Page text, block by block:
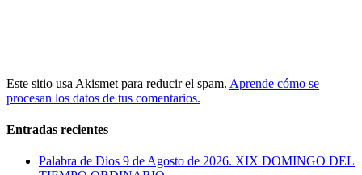
Este sitio usa Akismet para reducir el spam. Aprende cómo se
procesan los datos de tus comentarios.
Entradas recientes
Palabra de Dios 9 de Agosto de 2026. XIX DOMINGO DEL